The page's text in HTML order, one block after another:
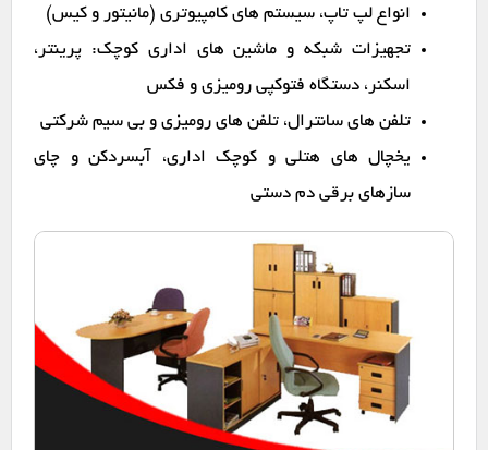
انواع لپ تاپ، سیستم های کامپیوتری (مانیتور و کیس)
تجهیزات شبکه و ماشین های اداری کوچک: پرینتر،
اسکنر، دستگاه فتوکپی رومیزی و فکس
تلفن های سانترال، تلفن های رومیزی و بی سیم شرکتی
یخچال های هتلی و کوچک اداری، آبسردکن و چای
سازهای برقی دم دستی